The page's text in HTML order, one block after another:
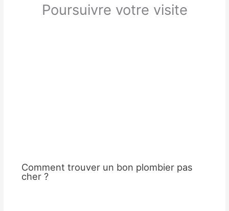
Poursuivre votre visite
Comment trouver un bon plombier pas
cher ?